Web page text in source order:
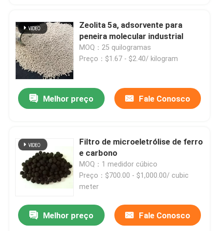
Produtos
Vídeos
Sobre nós
Controle de qualidade
Solicite um orçamento
Zeolita 5a, adsorvente para
peneira molecular industrial
MOQ：25 quilogramas
Preço：$1.67 - $2.40/ kilogram
Melhor preço Fale Conosco
Filtro de microeletrólise de ferro
e carbono
MOQ：1 medidor cúbico
Preço：$700.00 - $1,000.00/ cubic
meter
Melhor preço Fale Conosco